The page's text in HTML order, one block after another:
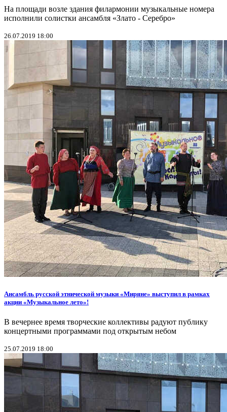
На площади возле здания филармонии музыкальные номера
исполнили солистки ансамбля «Злато - Серебро»
26.07.2019 18:00
Ансамбль русской этнической музыки «Миряне» выступил в рамках
акции «Музыкальное лето»!
В вечернее время творческие коллективы радуют публику
концертными программами под открытым небом
25.07.2019 18:00